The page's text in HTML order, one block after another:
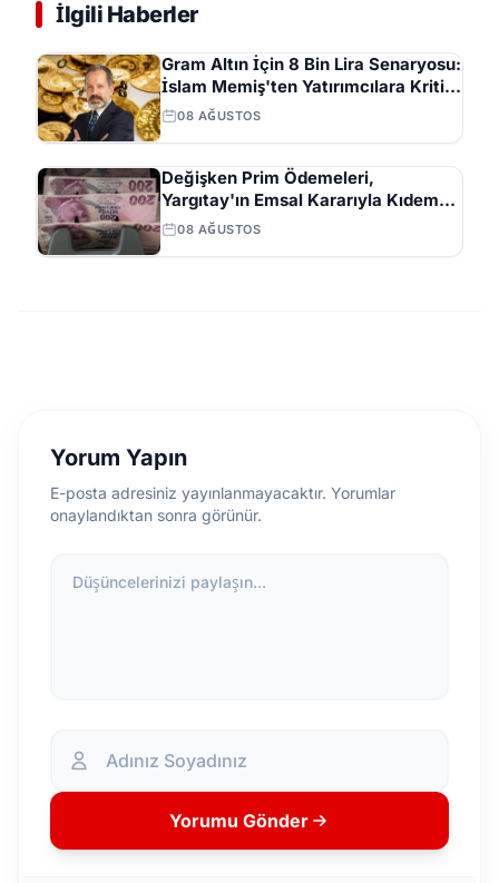
İlgili Haberler
Gram Altın İçin 8 Bin Lira Senaryosu:
İslam Memiş'ten Yatırımcılara Kritik
Uyarılar
08 AĞUSTOS
Değişken Prim Ödemeleri,
Yargıtay'ın Emsal Kararıyla Kıdem
Tazminatı Hesabına Dahil Edilecek
08 AĞUSTOS
Yorum Yapın
E-posta adresiniz yayınlanmayacaktır. Yorumlar
onaylandıktan sonra görünür.
Düşüncelerinizi paylaşın...
Yorumu Gönder